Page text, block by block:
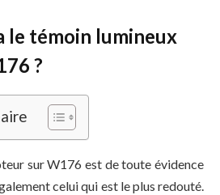
le témoin lumineux
?
sur W176 est de toute évidence
celui qui est le plus redouté.